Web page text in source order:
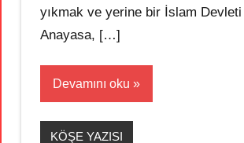
yıkmak ve yerine bir İslam
Anayasa, […]
Devamını oku
KÖŞE YAZISI